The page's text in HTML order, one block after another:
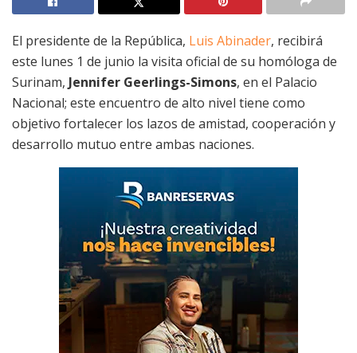
El presidente de la República, Luis Abinader, recibirá
este lunes 1 de junio la visita oficial de su homóloga de
Surinam, Jennifer Geerlings-Simons, en el Palacio
Nacional; este encuentro de alto nivel tiene como
objetivo fortalecer los lazos de amistad, cooperación y
desarrollo mutuo entre ambas naciones.